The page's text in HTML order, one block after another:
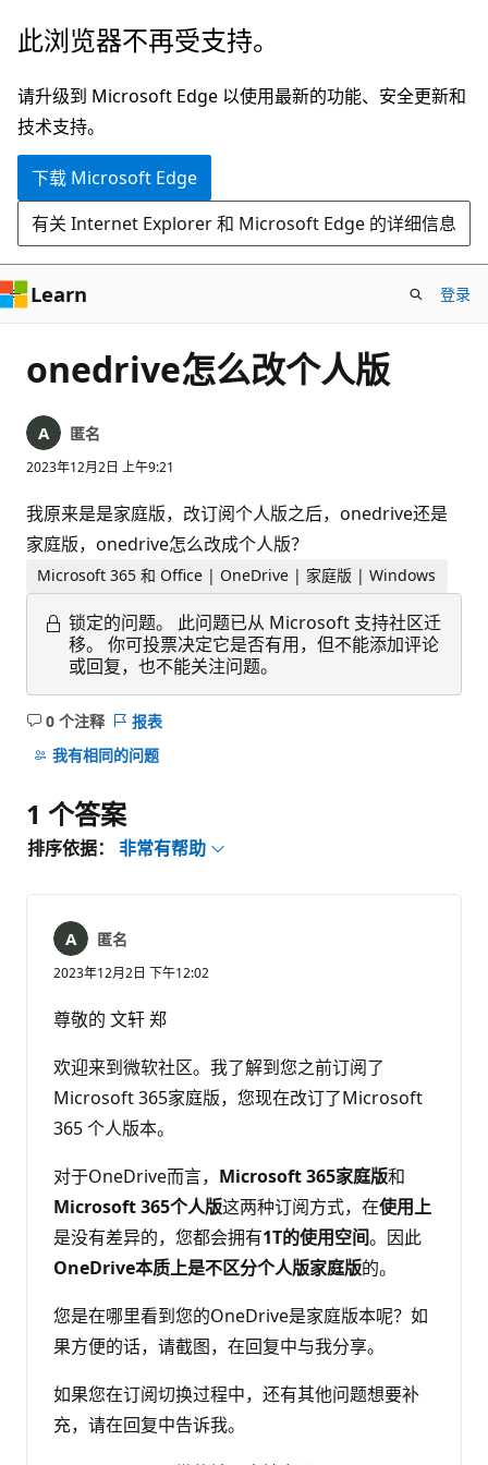
跳
主
要
内
此浏览器不再受支持。
请升级到 Microsoft Edge 以使用最新的功能、安全更新和
技术支持。
下载 Microsoft Edge
有关 Internet Explorer 和 Microsoft Edge 的详细信息
Learn 登录
onedrive怎么改个人版
匿名
2023年12月2日 上午9:21
我原来是是家庭版，改订阅个人版之后，onedrive还是
家庭版，onedrive怎么改成个人版？
Microsoft 365 和 Office | OneDrive | 家庭版 | Windows
锁定的问题。
此问题已从 Microsoft 支持社区迁
移。 你可投票决定它是否有用，但不能添加评论
或回复，也不能关注问题。
0 个注释
无
注
报表
我有相同的问题
1 个答案
排序依据： 非常有帮助
匿名
2023年12月2日 下午12:02
尊敬的 文轩 郑
欢迎来到微软社区。我了解到您之前订阅了
Microsoft 365家庭版，您现在改订了Microsoft
365 个人版本。
对于OneDrive而言， Microsoft 365家庭版和
Microsoft 365个人版这两种订阅方式，在使用上
是没有差异的，您都会拥有1T的使用空间。因此
OneDrive本质上是不区分个人版家庭版的。
您是在哪里看到您的OneDrive是家庭版本呢？如
果方便的话，请截图，在回复中与我分享。
如果您在订阅切换过程中，还有其他问题想要补
充，请在回复中告诉我。